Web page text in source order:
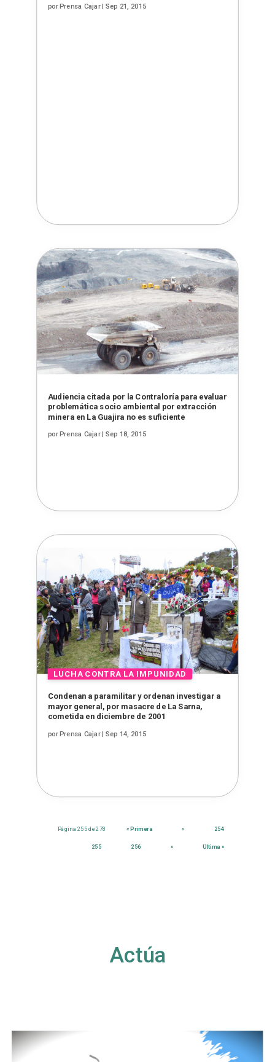
porPrensa Cajar| Sep 21, 2015
Audiencia citada por la Contraloría para evaluar
problemática socio ambiental por extracción
minera en La Guajira no es suficiente
porPrensa Cajar| Sep 18, 2015
Condenan a paramilitar y ordenan investigar a
mayor general, por masacre de La Sarna,
cometida en diciembre de 2001
porPrensa Cajar| Sep 14, 2015
Página 255 de 278 « Primera « 254
255 256 » Última »
Actúa